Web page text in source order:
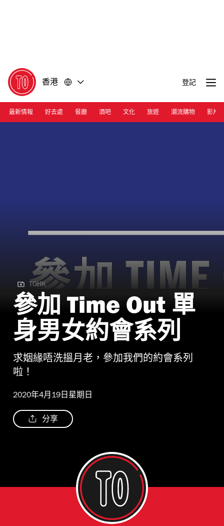
香港 登記
最新情報 好去處 餐廳 酒吧 文化 旅遊 潮流購物 影片
TOHK
TOHK
參加 Time Out 單
身男女約會系列
求姻緣唔洗搵月老，參加我們的約會系列
啦！
2020年4月19日星期日
分享